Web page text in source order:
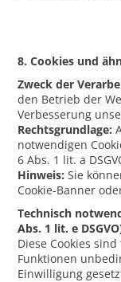
8. Cookies und
Zweck der
den Betrieb der
Verbesserung
Rechtsgrundlage:
notwendigen
6 Abs. 1 lit. a
Hinweis: Sie
Cookie-Banner
Technisch
Abs. 1 lit. e
Diese Cookies
Funktionen
Einwilligung